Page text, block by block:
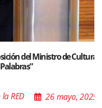
de Cultura sobre “El
mayo, 2025